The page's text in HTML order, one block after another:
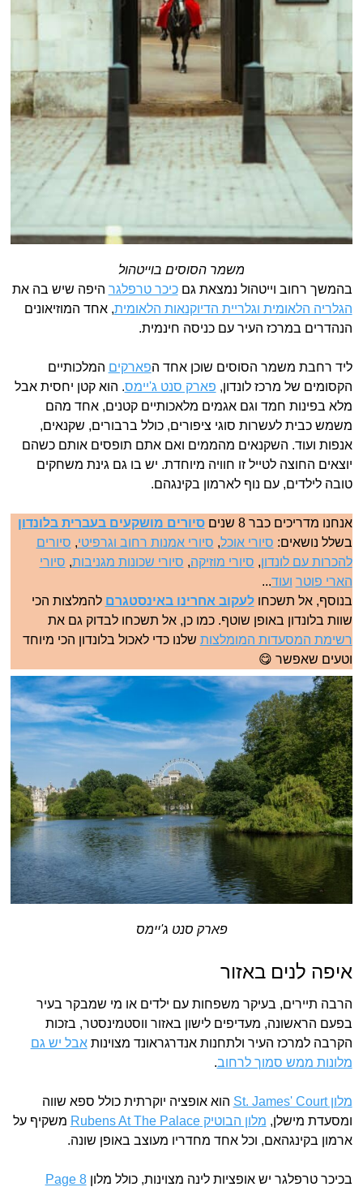
משמר הסוסים בוייטהול
בהמשך רחוב וייטהול נמצאת גםכיכר טרפלגר היפה שיש בה את
הגלריה הלאומית וגלריית הדיוקנאות הלאומית, אחד המוזיאונים
הנהדרים במרכז העיר עם כניסה חינמית.
ליד רחבת משמר הסוסים שוכן אחד הפארקים המלכותיים
הקסומים של מרכז לונדון, פארק סנט ג'יימס. הוא קטן יחסית אבל
מלא בפינות חמד וגם אגמים מלאכותיים קטנים, אחד מהם
משמש כבית לעשרות סוגי ציפורים, כולל ברבורים, שקנאים,
אנפות ועוד. השקנאים מהממים ואם אתם תופסים אותם כשהם
יוצאים החוצה לטייל זו חוויה מיוחדת. יש בו גם גינת משחקים
טובה לילדים, עם נוף לארמון בקינגהם.
אנחנו מדריכים כבר 8 שנים
סיורים מושקעים בעברית בלונדון
בשלל נושאים: סיורי אוכל, סיורי אמנות רחוב וגרפיטי, סיורים
להכרות עם לונדון, סיורי מוזיקה, סיורי שכונות מגניבות, סיורי
הארי פוטר ועוד...
בנוסף, אל תשכחולעקוב אחרינו באינסטגרם להמלצות הכי
שוות בלונדון באופן שוטף. כמו כן, אל תשכחו לבדוק גם את
רשימת המסעדות המומלצות שלנו כדי לאכול בלונדון הכי מיוחד
וטעים שאפשר 😋
פארק סנט ג'יימס
איפה לנים באזור
הרבה תיירים, בעיקר משפחות עם ילדים או מי שמבקר בעיר
בפעם הראשונה, מעדיפים לישון באזור ווסטמינסטר, בזכות
הקרבה למרכז העיר ולתחנות אנדרגראונד מצוינותאבל יש גם
מלונות ממש סמוך לרחוב.
מלון St. James' Court
הוא אופציה יוקרתית כולל ספא שווה
ומסעדת מישלן, מלון הבוטיק Rubens At The Palace
משקיף על
ארמון בקינגהאם, וכל אחד מחדריו מעוצב באופן שונה.
בכיכר טרפלגר יש אופציות לינה מצוינות, כולל מלוןPage 8